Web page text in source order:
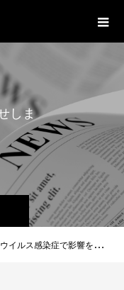
し ます
響を受ける事業者の皆様へ」経済産業省